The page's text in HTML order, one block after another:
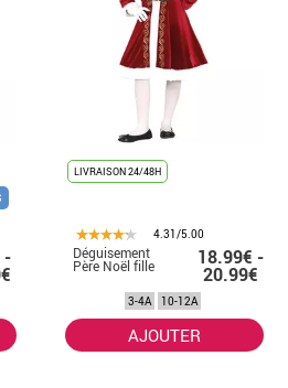
-
LIVRAISON 24/48H
4.31/5.00
Déguisement
Père Noël fille 18.99€ -
20.99€
3-4A 10-12A
AJOUTER